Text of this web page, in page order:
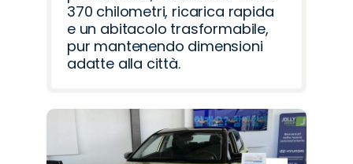
370 chilometri, ricarica rapida
e un abitacolo trasformabile,
pur mantenendo dimensioni
adatte alla città.